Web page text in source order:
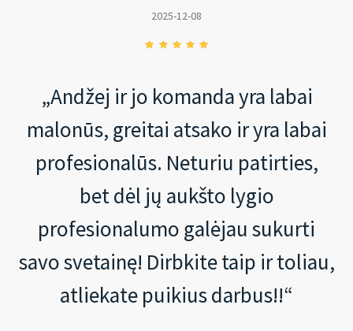
2025-12-08
„Andžej ir jo komanda yra labai
malonūs, greitai atsako ir yra labai
profesionalūs. Neturiu patirties,
bet dėl jų aukšto lygio
profesionalumo galėjau sukurti
savo svetainę! Dirbkite taip ir toliau,
atliekate puikius darbus!!“